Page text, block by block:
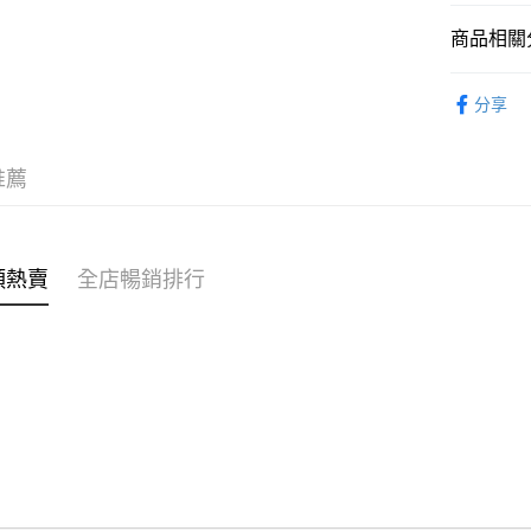
WeChat
送貨方式
商品相關
分享
薦
賣 全店暢銷排行